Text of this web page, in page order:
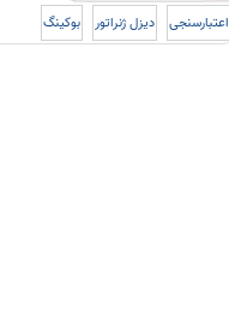
اعتبارسنجی دیزل ژنراتور بوکینگ